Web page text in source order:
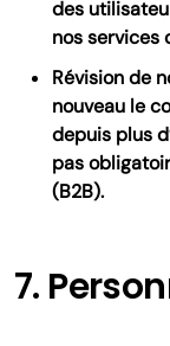
des
nos services
Révision de
nouveau le
depuis plus
pas
(B2B).
7.